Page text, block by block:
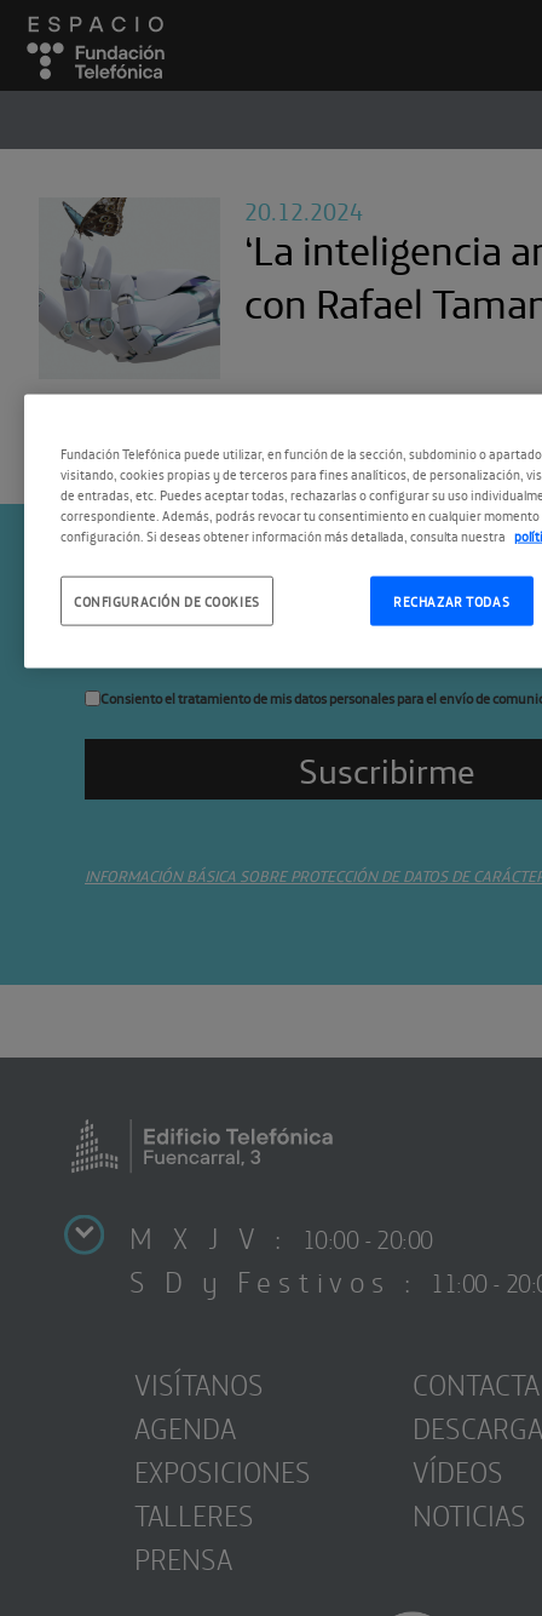
20.12.2024
‘La inteligencia
con Rafael
Suscríbete a la
Consiento el tratamiento de mis datos personales para el envío de
INFORMACIÓN BÁSICA SOBRE PROTECCIÓN DE DATOS DE
M X J V : 10:00 - 20:00
S D y Festivos : 11:00 -
VISÍTANOS
AGENDA
EXPOSICIONES
TALLERES
PRENSA
CONTACTA
VÍDEOS
NOTICIAS
Fundación Telefónica puede utilizar, en función de la sección, subdominio o
visitando, cookies propias y de terceros para fines analíticos, de personalización,
de entradas, etc. Puedes aceptar todas, rechazarlas o configurar su uso
correspondiente. Además, podrás revocar tu consentimiento en cualquier momento
configuración. Si deseas obtener información más detallada, consulta nuestra
RECHAZAR TODAS
CONFIGURACIÓN DE COOKIES